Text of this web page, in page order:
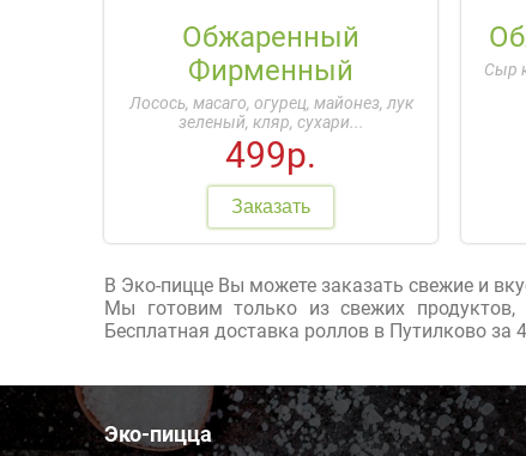
Обжаренный
Фирменный
Лосось, масаго, огурец, майонез, лук
зеленый, кляр, сухари...
499р.
Заказать
Сыр
В Эко-пицце Вы можете заказать свежие и
Мы готовим только из свежих
Бесплатная доставка роллов в Путилково за
Эко-пицца